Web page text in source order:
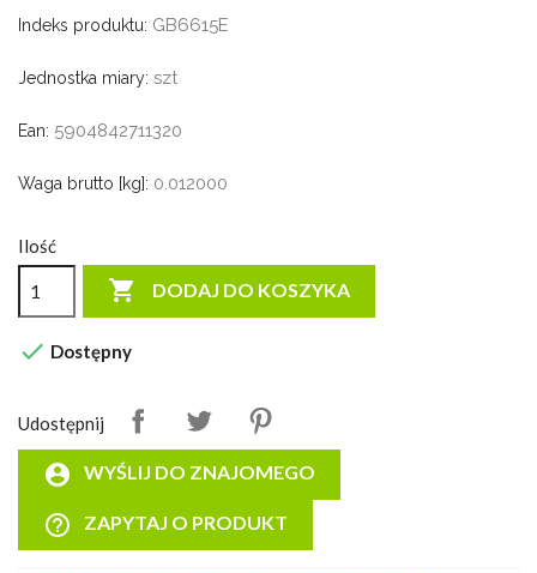
Indeks produktu: GB6615E
Jednostka miary: szt
Ean: 5904842711320
Waga brutto [kg]: 0.012000
Ilość
 DODAJ DO KOSZYKA
 Dostępny
Udostępnij
account_circle WYŚLIJ DO ZNAJOMEGO
help_outline ZAPYTAJ O PRODUKT